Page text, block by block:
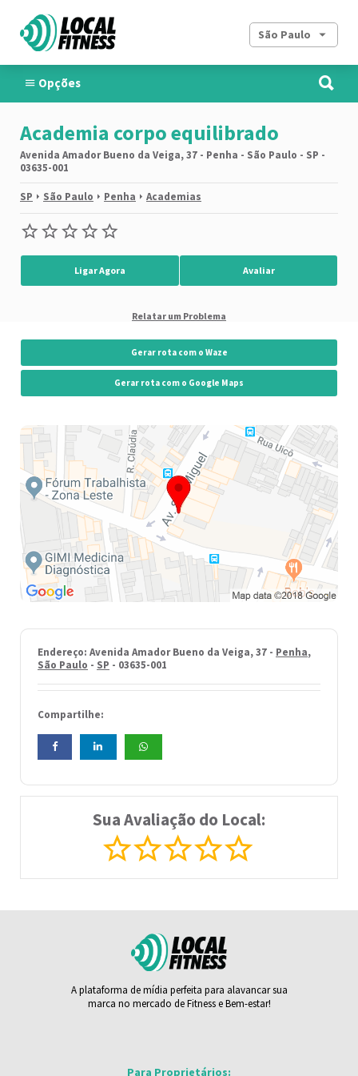
São Paulo
Opções
Academia corpo equilibrado
Avenida Amador Bueno da Veiga, 37 - Penha - São Paulo - SP -
03635-001
SP São Paulo Penha Academias
Ligar Agora Avaliar
Relatar um Problema
Endereço: Avenida Amador Bueno da Veiga, 37 - Penha,
São Paulo - SP - 03635-001
Compartilhe:
Sua Avaliação do Local:
Gerar rota com o Waze
Gerar rota com o Google Maps
A plataforma de mídia perfeita para alavancar sua
marca no mercado de Fitness e Bem-estar!
Para Proprietários: